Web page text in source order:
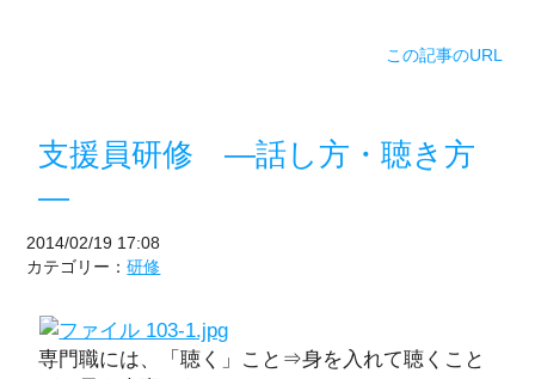
この記事のURL
支援員研修 ―話し方・聴き方
―
2014/02/19 17:08
カテゴリー：研修
専門職には、「聴く」こと⇒身を入れて聴くこと